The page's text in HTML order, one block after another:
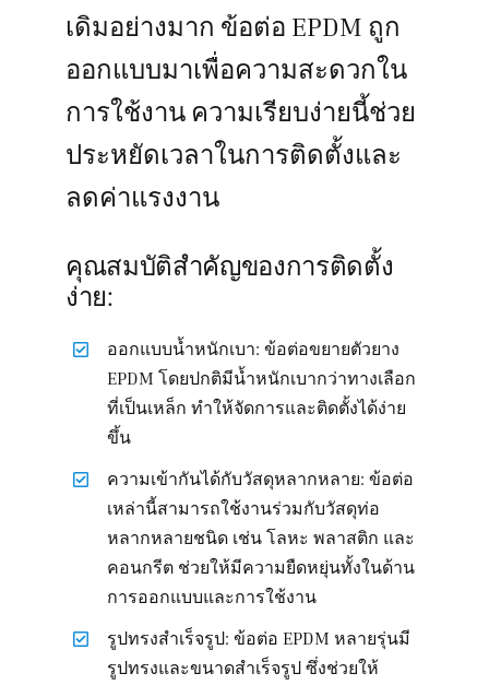
เดิมอย่างมาก ข้อต่อ EPDM ถูก
ออกแบบมาเพื่อความสะดวกใน
การใช้งาน ความเรียบง่ายนี้ช่วย
ประหยัดเวลาในการติดตั้งและ
ลดค่าแรงงาน
คุณสมบัติสำคัญของการติดตั้ง
ง่าย:
ออกแบบน้ำหนักเบา: ข้อต่อขยายตัวยาง
EPDM โดยปกติมีน้ำหนักเบากว่าทางเลือก
ที่เป็นเหล็ก ทำให้จัดการและติดตั้งได้ง่าย
ขึ้น
ความเข้ากันได้กับวัสดุหลากหลาย: ข้อต่อ
เหล่านี้สามารถใช้งานร่วมกับวัสดุท่อ
หลากหลายชนิด เช่น โลหะ พลาสติก และ
คอนกรีต ช่วยให้มีความยืดหยุ่นทั้งในด้าน
การออกแบบและการใช้งาน
รูปทรงสำเร็จรูป: ข้อต่อ EPDM หลายรุ่นมี
รูปทรงและขนาดสำเร็จรูป ซึ่งช่วยให้